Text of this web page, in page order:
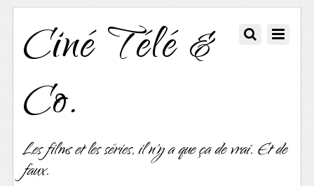
Ciné Télé &
Co.
Les films et les séries, il n'y a que ça de vrai. Et de
faux.